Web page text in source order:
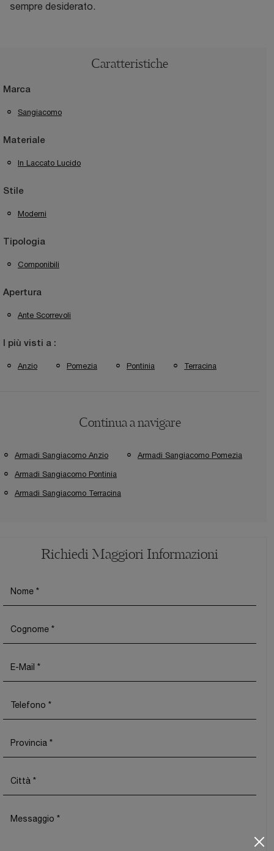
sempre desiderato.
Caratteristiche
Marca
Sangiacomo
Materiale
In Laccato Lucido
Stile
Moderni
Tipologia
Componibili
Apertura
Ante Scorrevoli
I più visti a :
Anzio Pomezia Pontinia Terracina
Continua a navigare
Armadi Sangiacomo Anzio Armadi Sangiacomo Pomezia
Armadi Sangiacomo Pontinia
Armadi Sangiacomo Terracina
Richiedi Maggiori Informazioni